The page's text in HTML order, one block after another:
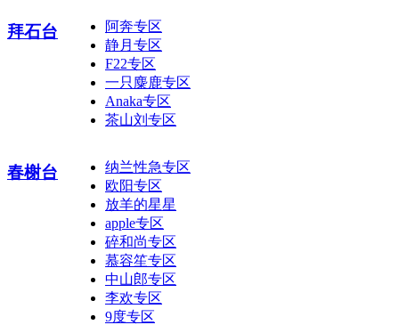
拜石台
阿奔专区
静月专区
F22专区
一只麋鹿专区
Anaka专区
茶山刘专区
春榭台
纳兰性急专区
欧阳专区
放羊的星星
apple专区
碎和尚专区
慕容笙专区
中山郎专区
李欢专区
9度专区